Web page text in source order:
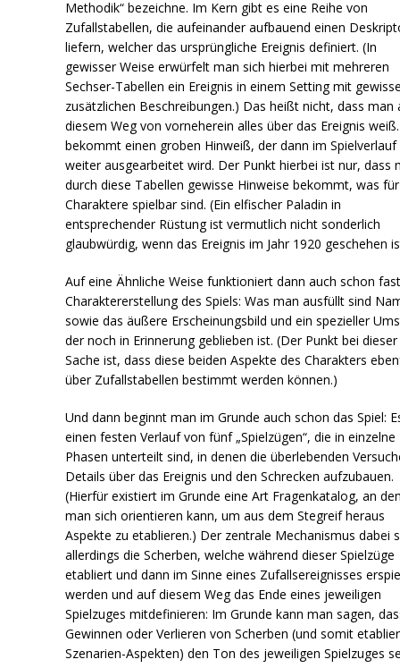
Methodik“ bezeichne. Im Kern gibt es eine Reihe von
Zufallstabellen, die aufeinander aufbauend einen
liefern, welcher das ursprüngliche Ereignis definiert. (In
gewisser Weise erwürfelt man sich hierbei mit mehreren
Sechser-Tabellen ein Ereignis in einem Setting mit
zusätzlichen Beschreibungen.) Das heißt nicht, dass man
diesem Weg von vorneherein alles über das Ereignis
bekommt einen groben Hinweiß, der dann im Spielverlauf
weiter ausgearbeitet wird. Der Punkt hierbei ist nur, dass
durch diese Tabellen gewisse Hinweise bekommt, was für
Charaktere spielbar sind. (Ein elfischer Paladin in
entsprechender Rüstung ist vermutlich nicht sonderlich
glaubwürdig, wenn das Ereignis im Jahr 1920 geschehen
Auf eine Ähnliche Weise funktioniert dann auch schon
Charaktererstellung des Spiels: Was man ausfüllt sind
sowie das äußere Erscheinungsbild und ein spezieller
der noch in Erinnerung geblieben ist. (Der Punkt bei dieser
Sache ist, dass diese beiden Aspekte des Charakters
über Zufallstabellen bestimmt werden können.)
Und dann beginnt man im Grunde auch schon das Spiel:
einen festen Verlauf von fünf „Spielzügen“, die in einzelne
Phasen unterteilt sind, in denen die überlebenden
Details über das Ereignis und den Schrecken aufzubauen.
(Hierfür existiert im Grunde eine Art Fragenkatalog, an
man sich orientieren kann, um aus dem Stegreif heraus
Aspekte zu etablieren.) Der zentrale Mechanismus dabei
allerdings die Scherben, welche während dieser Spielzüge
etabliert und dann im Sinne eines Zufallsereignisses
werden und auf diesem Weg das Ende eines jeweiligen
Spielzuges mitdefinieren: Im Grunde kann man sagen,
Gewinnen oder Verlieren von Scherben (und somit
Szenarien-Aspekten) den Ton des jeweiligen Spielzuges